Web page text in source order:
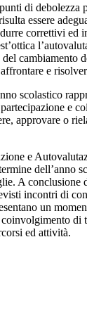
di debolezza
essere
correttivi ed
cambiamento
e
scolastico
e
approvare o
e
dell’anno
A conclusione
incontri di
un
di
ed attività.